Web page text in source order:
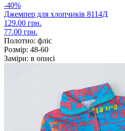
-40%
Джемпер для хлопчиків 8114Д
129.00 грн.
77.00 грн.
Полотно: фліс
Розмір: 48-60
Заміри: в описі